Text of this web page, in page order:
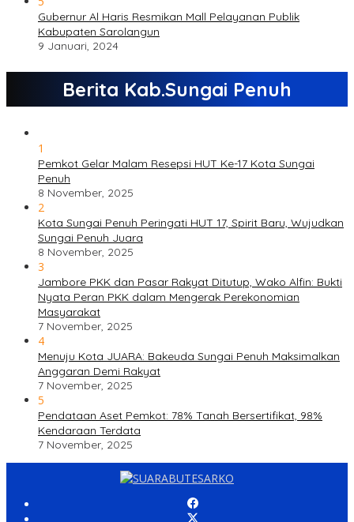
Gubernur Al Haris Resmikan Mall Pelayanan Publik
Kabupaten Sarolangun
9 Januari, 2024
Berita Kab.Sungai Penuh
1
Pemkot Gelar Malam Resepsi HUT Ke-17 Kota Sungai
Penuh
8 November, 2025
2
Kota Sungai Penuh Peringati HUT 17, Spirit Baru, Wujudkan
Sungai Penuh Juara
8 November, 2025
3
Jambore PKK dan Pasar Rakyat Ditutup, Wako Alfin: Bukti
Nyata Peran PKK dalam Mengerak Perekonomian
Masyarakat
7 November, 2025
4
Menuju Kota JUARA: Bakeuda Sungai Penuh Maksimalkan
Anggaran Demi Rakyat
7 November, 2025
5
Pendataan Aset Pemkot: 78% Tanah Bersertifikat, 98%
Kendaraan Terdata
7 November, 2025